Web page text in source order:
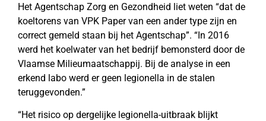
Het Agentschap Zorg en Gezondheid liet weten “dat de
koeltorens van VPK Paper van een ander type zijn en
correct gemeld staan bij het Agentschap”. “In 2016
werd het koelwater van het bedrijf bemonsterd door de
Vlaamse Milieumaatschappij. Bij de analyse in een
erkend labo werd er geen legionella in de stalen
teruggevonden.”
“Het risico op dergelijke legionella-uitbraak blijkt